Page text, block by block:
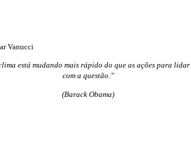
Vanucci
está mudando mais rápido do que as ações para lidar
com a questão.”
(Barack Obama)